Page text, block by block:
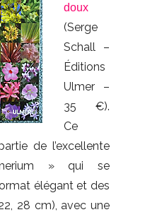
doux
(Serge
Schall –
Éditions
Ulmer –
35 €).
Ce
de l’excellente
» qui se
élégant et des
28 cm), avec une